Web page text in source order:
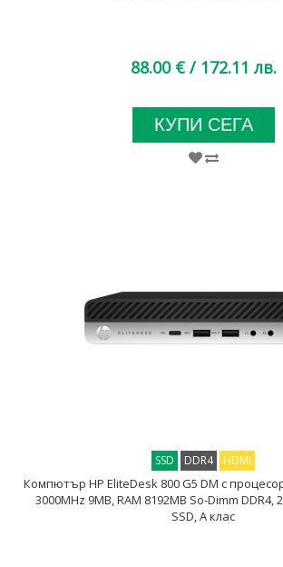
88.00 € / 172.11 лв.
КУПИ СЕГА
SSD DDR4 HDMI
Компютър HP EliteDesk 800 G5 DM с
3000MHz 9MB, RAM 8192MB So-Dimm DDR4,
SSD, A клас